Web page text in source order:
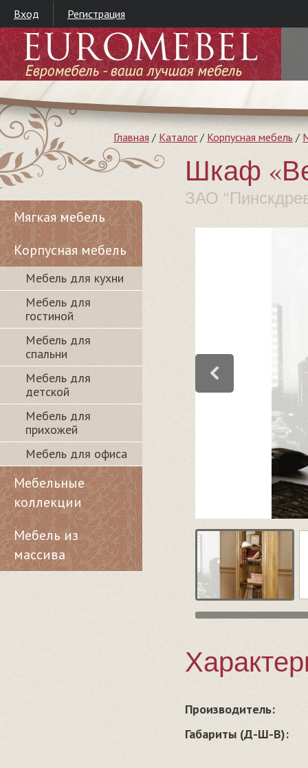
Вход Регистрация
Главная / Каталог/ Корпусная мебель /
Шкаф
ЗАО
Производитель:
Габариты (Д-Ш-В):
Мягкая мебель
Корпусная мебель
Мебель для кухни
Мебель для
гостиной
Мебель для
спальни
Мебель для
детской
Мебель для
прихожей
Мебель для офиса
Мебельные
коллекции
Мебель из
массива